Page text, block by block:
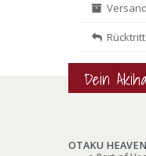
Rücktritt
Dein
OTAKU HEAVEN